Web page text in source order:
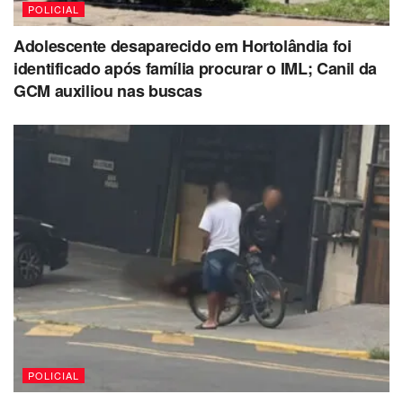
POLICIAL
Adolescente desaparecido em Hortolândia foi
identificado após família procurar o IML; Canil da
GCM auxiliou nas buscas
POLICIAL